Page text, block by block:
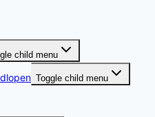
child menu
Toggle child menu